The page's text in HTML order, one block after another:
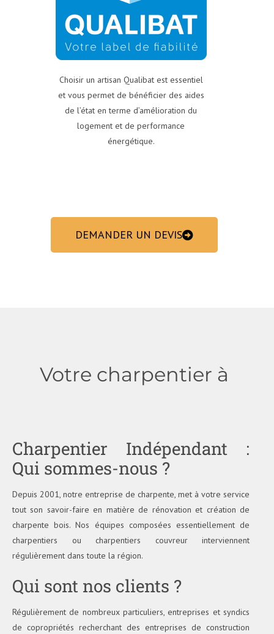
Choisir un artisan Qualibat est essentiel
et vous permet de bénéficier des aides
de l’état en terme d’amélioration du
logement et ​de performance
énergétique.
DEMANDER UN DEVIS
Votre charpentier à
Charpentier Indépendant :
Qui sommes-nous ?
Depuis 2001, notre entreprise de charpente, met à votre service
tout son savoir-faire en matière de rénovation et création de
charpente bois. Nos équipes composées essentiellement de
charpentiers ou charpentiers couvreur interviennent
régulièrement dans toute la région.
Qui sont nos clients ?
Régulièrement de nombreux particuliers, entreprises et syndics
de copropriétés recherchant des entreprises de construction